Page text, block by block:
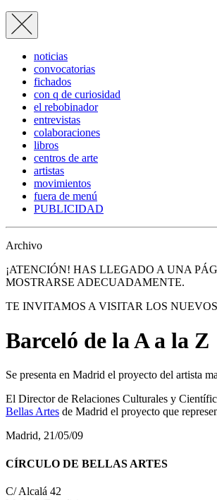
noticias
convocatorias
fichados
con q de curiosidad
el rebobinador
entrevistas
colaboraciones
libros
centros de arte
artistas
movimientos
fuera de menú
PUBLICIDAD
Archivo
¡ATENCIÓN! HAS LLEGADO A UNA
MOSTRARSE ADECUADAMENTE.
TE INVITAMOS A VISITAR LOS
Barceló de la A a la Z
Se presenta en Madrid el proyecto del artista
El Director de Relaciones Culturales y
Bellas Artes de Madrid el proyecto que
Madrid, 21/05/09
CÍRCULO DE BELLAS ARTES
C/ Alcalá 42